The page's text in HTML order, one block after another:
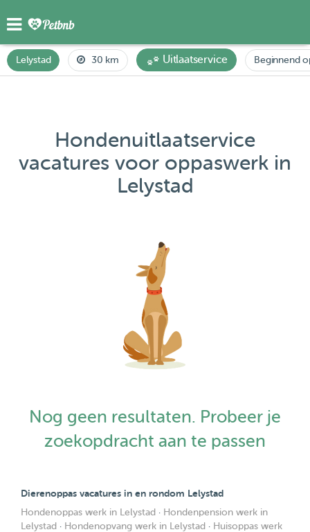
Lelystad 30 km Uitlaatservice Beginnend
Hondenuitlaatservice
vacatures voor oppaswerk in
Lelystad
Nog geen resultaten. Probeer je
zoekopdracht aan te passen
Dierenoppas vacatures in en rondom Lelystad
Hondenoppas werk in Lelystad · Hondenpension werk in
Lelystad · Hondenopvang werk in Lelystad · Huisoppas werk